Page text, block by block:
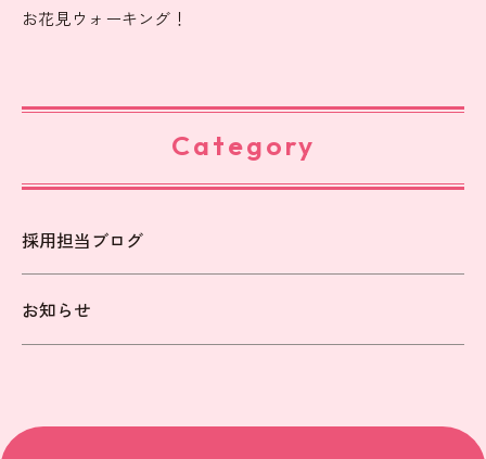
お花見ウォーキング！
Category
採用担当ブログ
お知らせ